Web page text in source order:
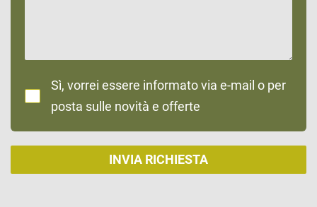
Sì, vorrei essere informato via e-mail o per
posta sulle novità e offerte